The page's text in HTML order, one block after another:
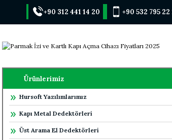
+90 312 441 14 20 +90 532 795 22
Ürünlerimiz
Hursoft Yazılımlarımız
Kapı Metal Dedektörleri
Üst Arama El Dedektörleri